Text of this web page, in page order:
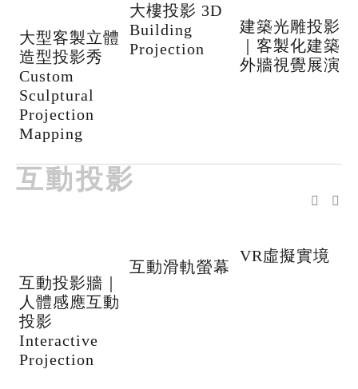
大型客製立體
造型投影秀
Custom
Sculptural
Projection
Mapping
大樓投影 3D
Building
Projection
建築光雕投影
｜客製化建築
外牆視覺展演
互動投影
互動投影牆｜
人體感應互動
投影
Interactive
Projection
互動滑軌螢幕
VR虛擬實境